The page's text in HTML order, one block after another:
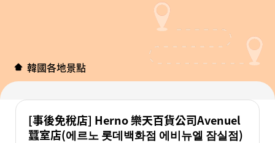
韓國各地景點
[事後免稅店] Herno 樂天百貨公司Avenuel
蠶室店(에르노 롯데백화점 에비뉴엘 잠실점)